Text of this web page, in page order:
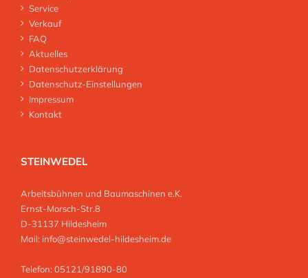
Service
Verkauf
FAQ
Aktuelles
Datenschutzerklärung
Datenschutz-Einstellungen
Impressum
Kontakt
STEINWEDEL
Arbeitsbühnen und Baumaschinen e.K.
Ernst-Morsch-Str.8
D-31137 Hildesheim
Mail: info@steinwedel-hildesheim.de
Telefon: 05121/91890-80